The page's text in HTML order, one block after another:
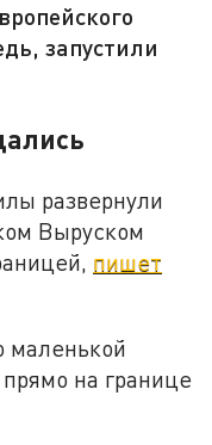
запустили
развернули
Выруском
пишет
маленькой
на границе